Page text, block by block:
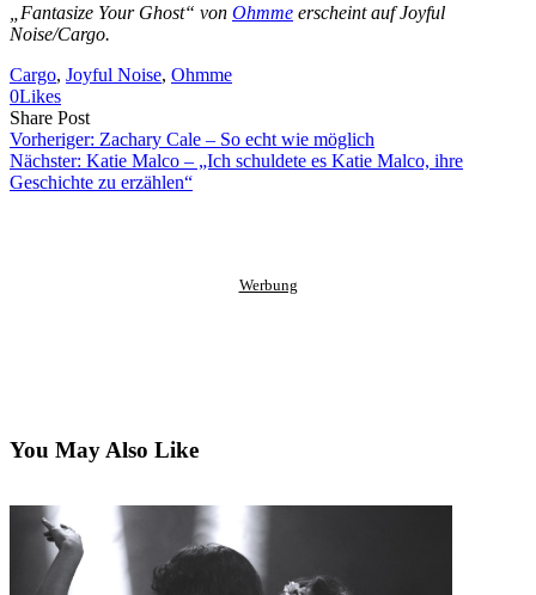
„Fantasize Your Ghost“ von Ohmme erscheint auf Joyful
Noise/Cargo.
Cargo, Joyful Noise, Ohmme
0Likes
Share PostShare
on
Facebook
Copy
URL
to
clipboard
Send
Link
via
eMail
Vorheriger: Zachary Cale – So echt wie möglich
Nächster: Katie Malco – „Ich schuldete es Katie Malco, ihre
Geschichte zu erzählen“
Werbung
You May Also Like